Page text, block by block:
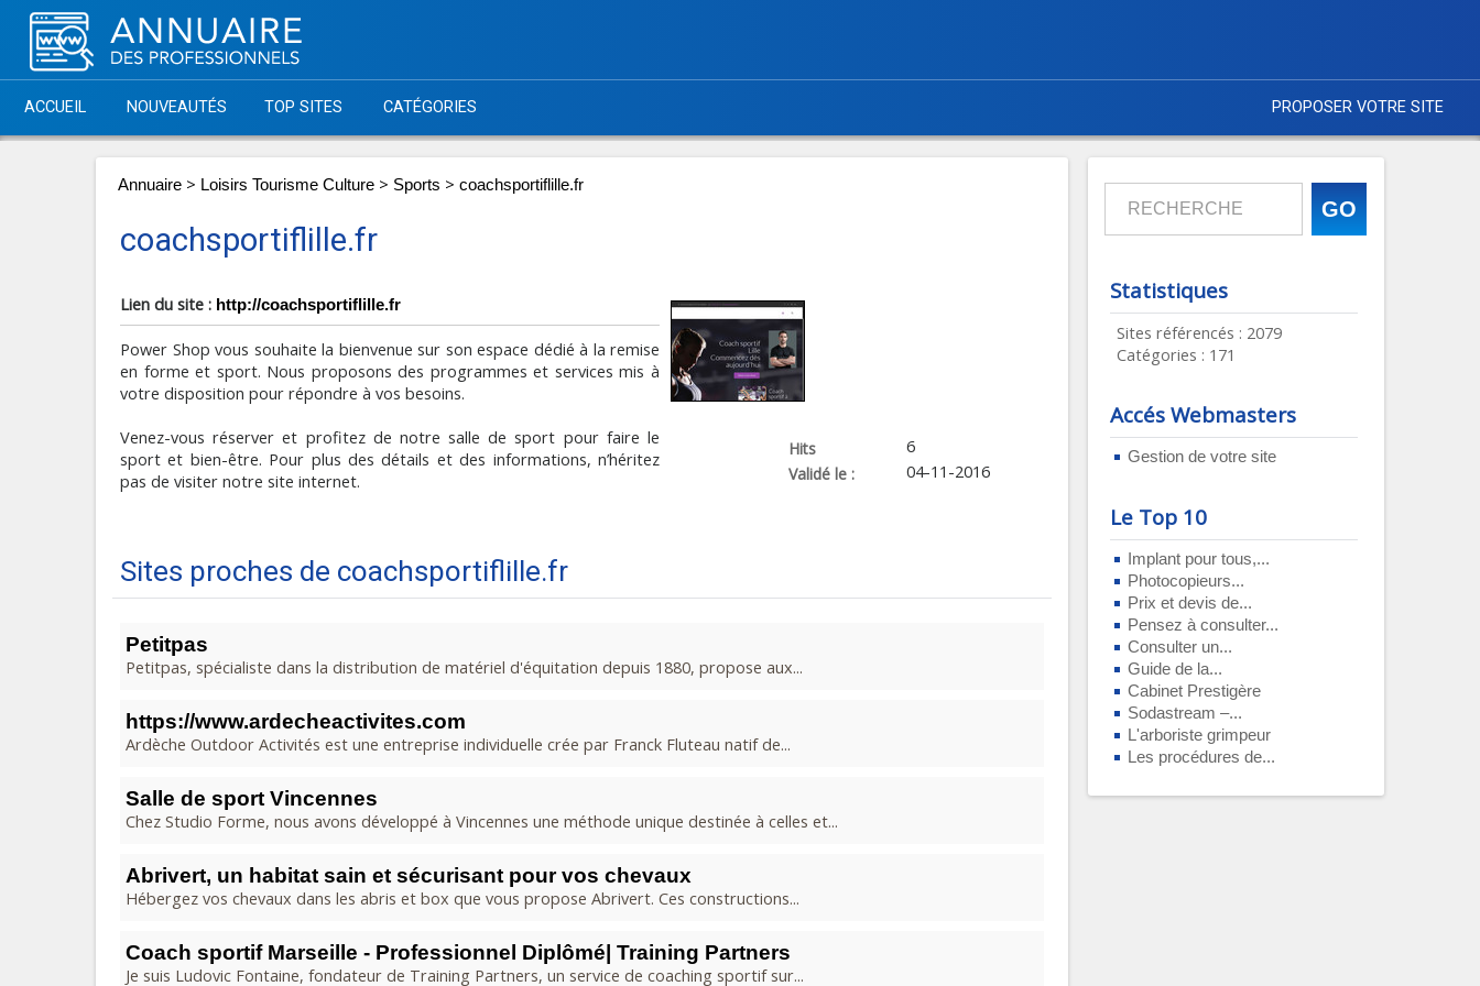
ACCUEIL NOUVEAUTÉS TOP SITES CATÉGORIES PROPOSER VOTRE SITE
Statistiques
Sites référencés : 2079
Catégories : 171
Accés Webmasters
Gestion de votre site
Le Top 10
Implant pour tous,...
Photocopieurs...
Prix et devis de...
Pensez à consulter...
Consulter un...
Guide de la...
Cabinet Prestigère
Sodastream –...
L'arboriste grimpeur
Les procédures de...
Annuaire > Loisirs Tourisme Culture > Sports > coachsportiflille.fr
coachsportiflille.fr
Lien du site : http://coachsportiflille.fr
Power Shop vous souhaite la bienvenue sur son espace dédié à la remise
en forme et sport. Nous proposons des programmes et services mis à
votre disposition pour répondre à vos besoins.
Venez-vous réserver et profitez de notre salle de sport pour faire le
sport et bien-être. Pour plus des détails et des informations, n’héritez
pas de visiter notre site internet.
Hits
6
Validé le :
04-11-2016
Sites proches de coachsportiflille.fr
Petitpas
Petitpas, spécialiste dans la distribution de matériel d'équitation depuis 1880, propose aux...
https://www.ardecheactivites.com
Ardèche Outdoor Activités est une entreprise individuelle crée par Franck Fluteau natif de...
Salle de sport Vincennes
Chez Studio Forme, nous avons développé à Vincennes une méthode unique destinée à celles et...
Abrivert, un habitat sain et sécurisant pour vos chevaux
Hébergez vos chevaux dans les abris et box que vous propose Abrivert. Ces constructions...
Coach sportif Marseille - Professionnel Diplômé| Training Partners
Je suis Ludovic Fontaine, fondateur de Training Partners, un service de coaching sportif sur...